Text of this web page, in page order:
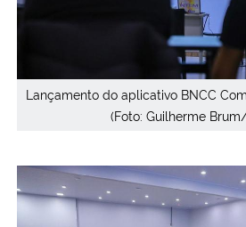
Lançamento do aplicativo BNCC
(Foto: Guilherme